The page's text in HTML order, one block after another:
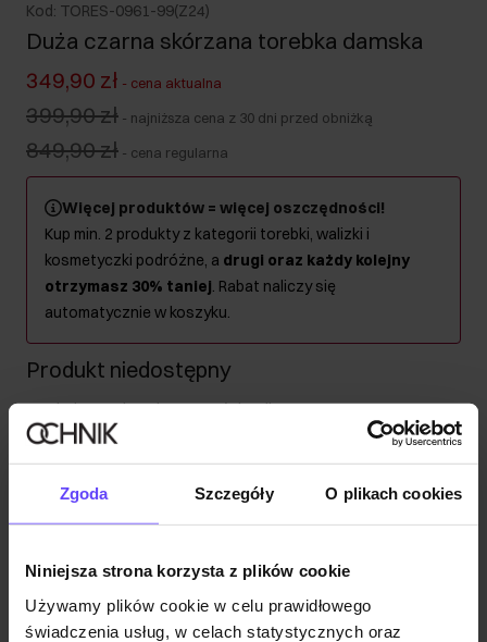
Zgoda Szczegóły O plikach cookies
Niniejsza strona korzysta z plików cookie
Używamy plików cookie w celu prawidłowego
świadczenia usług, w celach statystycznych oraz
Kod: TORES-0961-99(Z24)
Duża czarna skórzana torebka damska
349,90 zł - cena aktualna
399,90 zł - najniższa cena z 30 dni przed obniżką
849,90 zł - cena regularna
Więcej produktów = więcej oszczędności!
Kup min. 2 produkty z kategorii torebki, walizki i
kosmetyczki podróżne, a drugi oraz każdy kolejny
otrzymasz 30% taniej. Rabat naliczy się
automatycznie w koszyku.
Produkt niedostępny
Powiadom mnie o dostępności mailem.
Twój adres email